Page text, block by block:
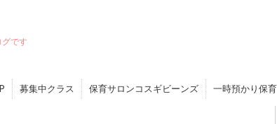
です
募集中クラス 保育サロンコスギビーンズ 一時預かり保育